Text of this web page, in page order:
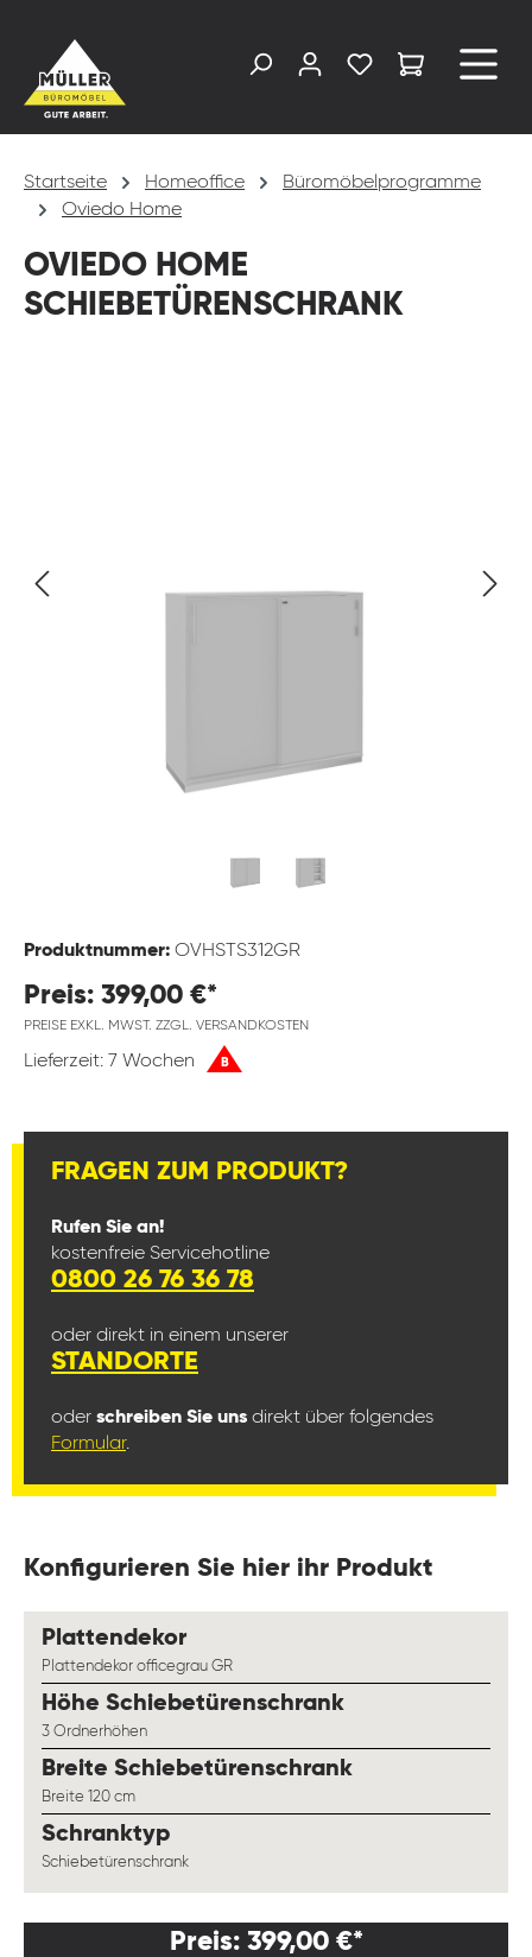
Startseite Homeoffice
Büromöbelprogramme
Oviedo Home
OVIEDO HOME
SCHIEBETÜRENSCHRANK
Produktnummer: OVHSTS312GR
Preis: 399,00 €*
PREISE EXKL. MWST. ZZGL. VERSANDKOSTEN
Lieferzeit: 7 Wochen B
FRAGEN ZUM PRODUKT?
Rufen Sie an!
kostenfreie Servicehotline
0800 26 76 36 78
oder direkt in einem unserer
STANDORTE
oder schreiben Sie uns direkt über folgendes
Formular.
Konfigurieren Sie hier ihr Produkt
Plattendekorauswählen
Plattendekor officegrau GR
Höhe Schiebetürenschrankauswählen
3 Ordnerhöhen
Breite Schiebetürenschrankauswählen
Breite 120 cm
Schranktypauswählen
Schiebetürenschrank
Preis: 399,00 €*